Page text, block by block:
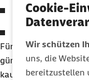
Cookie-
Wir schützen
uns, die
bereitzustellen
Morbus Crohn
Für Frauen mitCED
günstig schwanger zu
kaum